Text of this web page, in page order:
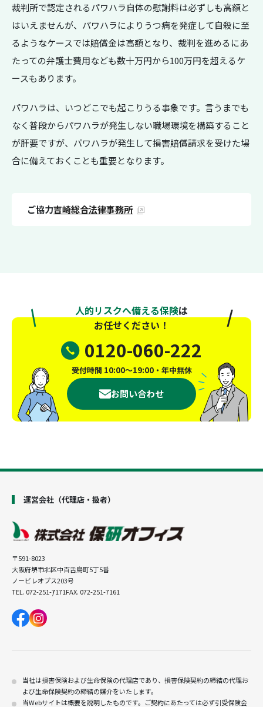
裁判所で認定されるパワハラ自体の慰謝料は必ずしも高額と
はいえませんが、パワハラによりうつ病を発症して自殺に至
るようなケースでは賠償金は高額となり、裁判を進めるにあ
たっての弁護士費用なども数十万円から100万円を超えるケ
ースもあります。
パワハラは、いつどこでも起こりうる事象です。言うまでも
なく普段からパワハラが発生しない職場環境を構築すること
が肝要ですが、パワハラが発生して損害賠償請求を受けた場
合に備えておくことも重要となります。
ご協力吉崎総合法律事務所
人的リスクへ備える保険は
お任せください！
0120-060-222
受付時間 10:00～19:00・年中無休
お問い合わせ
運営会社（代理店・扱者）
〒591-8023
大阪府堺市北区中百舌鳥町5丁5番
ノービレオプス203号
TEL. 072-251-7171FAX. 072-251-7161
当社は損害保険および生命保険の代理店であり、損害保険契約の締結の代理お
よび生命保険契約の締結の媒介をいたします。
当Webサイトは概要を説明したものです。ご契約にあたっては必ず引受保険会